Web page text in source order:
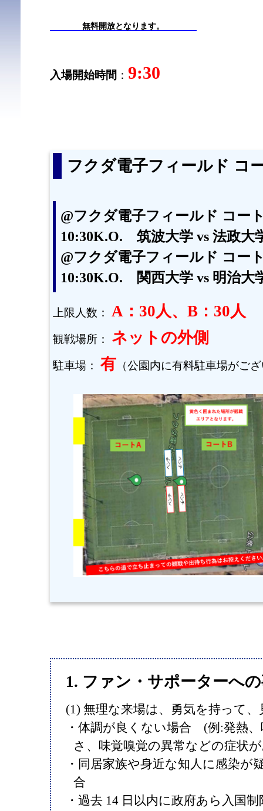
無料開放となります。
入場開始時間 ： 9:30
フクダ電子フィールド コ
@フクダ電子フィールド コー
10:30K.O. 筑波大学 vs 法政大
@フクダ電子フィールド コー
10:30K.O. 関西大学 vs 明治大
上限人数： A：30人、B：30人
観戦場所： ネットの外側
駐車場： 有 （公園内に有料駐車場がご
1. ファン・サポーターへ
(1) 無理な来場は、勇気を持って
・体調が良くない場合 (例:発熱
さ、味覚嗅覚の異常などの症状
・同居家族や身近な知人に感染が
合
・過去 14 日以内に政府あら入国